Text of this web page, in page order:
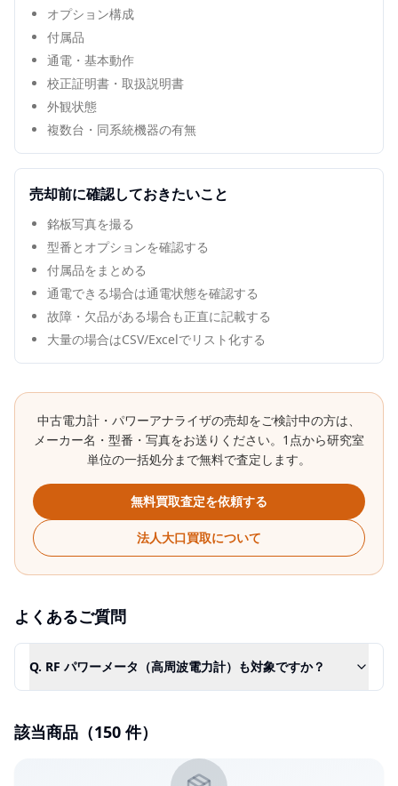
オプション構成
付属品
通電・基本動作
校正証明書・取扱説明書
外観状態
複数台・同系統機器の有無
売却前に確認しておきたいこと
銘板写真を撮る
型番とオプションを確認する
付属品をまとめる
通電できる場合は通電状態を確認する
故障・欠品がある場合も正直に記載する
大量の場合はCSV/Excelでリスト化する
中古電力計・パワーアナライザの売却をご検討中の方は、
メーカー名・型番・写真をお送りください。1点から研究室
単位の一括処分まで無料で査定します。
無料買取査定を依頼する
法人大口買取について
よくあるご質問
Q. RF パワーメータ（高周波電力計）も対象ですか？
該当商品（150 件）